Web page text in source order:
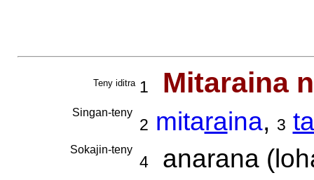
Teny iditra 1 Mitaraina
Singan-teny
2 mitaraina, 3 ta
Sokajin-teny
4anarana